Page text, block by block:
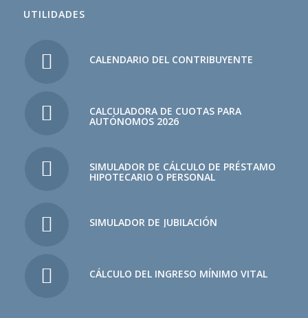
UTILIDADES
CALENDARIO DEL CONTRIBUYENTE
CALCULADORA DE CUOTAS PARA
AUTÓNOMOS 2026
SIMULADOR DE CÁLCULO DE PRÉSTAMO
HIPOTECARIO O PERSONAL
SIMULADOR DE JUBILACIÓN
CÁLCULO DEL INGRESO MÍNIMO VITAL